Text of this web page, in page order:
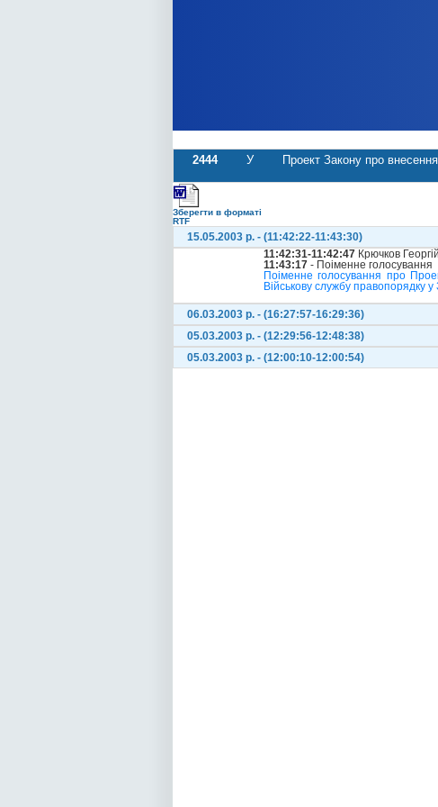
2444 У
Проект Закону про
Зберегти в форматі
RTF
15.05.2003 р. - (11:42:22-11:43:30)
11:42:31-11:42:47 Крючков
11:43:17 - Поіменне голосування
Поіменне голосування про
Військову службу правопорядку
06.03.2003 р. - (16:27:57-16:29:36)
05.03.2003 р. - (12:29:56-12:48:38)
05.03.2003 р. - (12:00:10-12:00:54)